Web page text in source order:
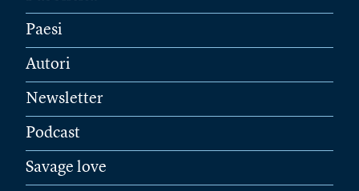
Paesi
Autori
Newsletter
Podcast
Savage love